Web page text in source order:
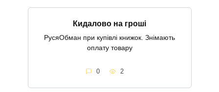
Кидалово на гроші
РусяОбман при купівлі книжок. Знімають
оплату товару
0 2